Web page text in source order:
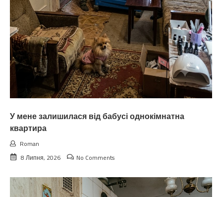
У мене залишилася від бабусі однокімнатна
квартира
Roman
8 Липня, 2026
No Comments